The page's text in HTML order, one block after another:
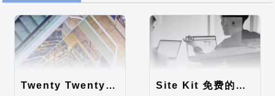
Twenty Twenty-Five 免费的WordPress内容主题 Site Kit 免费的WordPress数据统计插件